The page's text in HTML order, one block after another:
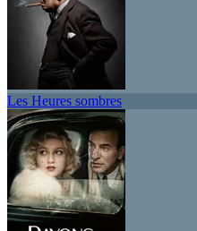
Les Heures sombres